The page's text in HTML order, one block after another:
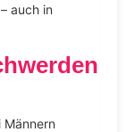
auch in